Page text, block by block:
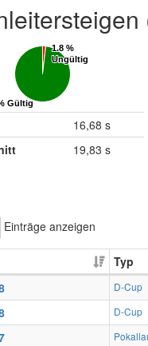
1.8 %
Ungültig
1.8 %
Ungültig
Gültig
Gültig
16,68 s
19,83 s
Einträge anzeigen
Typ
D-Cup
D-Cup